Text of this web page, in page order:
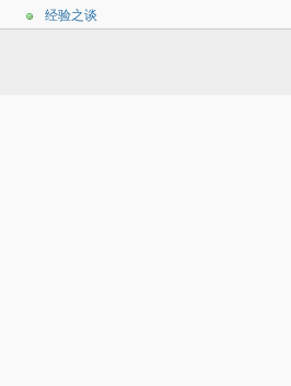
经验之谈